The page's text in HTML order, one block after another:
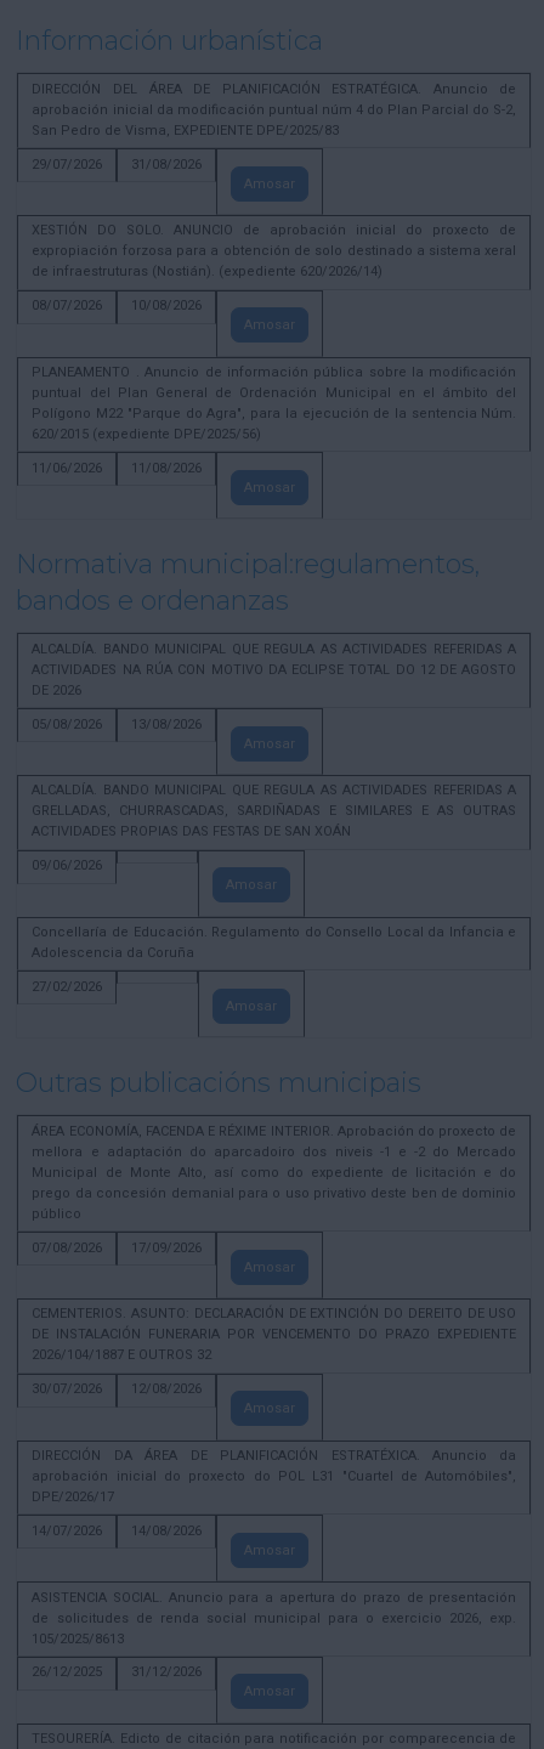
Información urbanística
DIRECCIÓN DEL ÁREA DE PLANIFICACIÓN ESTRATÉGICA. Anuncio de
aprobación inicial da modificación puntual núm 4 do Plan Parcial do S-2,
San Pedro de Visma, EXPEDIENTE DPE/2025/83
29/07/2026
31/08/2026
Amosar
XESTIÓN DO SOLO. ANUNCIO de aprobación inicial do proxecto de
expropiación forzosa para a obtención de solo destinado a sistema xeral
de infraestruturas (Nostián). (expediente 620/2026/14)
08/07/2026
10/08/2026
Amosar
PLANEAMENTO . Anuncio de información pública sobre la modificación
puntual del Plan General de Ordenación Municipal en el ámbito del
Polígono M22 "Parque do Agra", para la ejecución de la sentencia Núm.
620/2015 (expediente DPE/2025/56)
11/06/2026
11/08/2026
Amosar
Normativa municipal:regulamentos,
bandos e ordenanzas
ALCALDÍA. BANDO MUNICIPAL QUE REGULA AS ACTIVIDADES REFERIDAS A
ACTIVIDADES NA RÚA CON MOTIVO DA ECLIPSE TOTAL DO 12 DE AGOSTO
DE 2026
05/08/2026
13/08/2026
Amosar
ALCALDÍA. BANDO MUNICIPAL QUE REGULA AS ACTIVIDADES REFERIDAS A
GRELLADAS, CHURRASCADAS, SARDIÑADAS E SIMILARES E AS OUTRAS
ACTIVIDADES PROPIAS DAS FESTAS DE SAN XOÁN
09/06/2026
Amosar
Concellaría de Educación. Regulamento do Consello Local da Infancia e
Adolescencia da Coruña
27/02/2026
Amosar
Outras publicacións municipais
ÁREA ECONOMÍA, FACENDA E RÉXIME INTERIOR. Aprobación do proxecto de
mellora e adaptación do aparcadoiro dos niveis -1 e -2 do Mercado
Municipal de Monte Alto, así como do expediente de licitación e do
prego da concesión demanial para o uso privativo deste ben de dominio
público
07/08/2026
17/09/2026
Amosar
CEMENTERIOS. ASUNTO: DECLARACIÓN DE EXTINCIÓN DO DEREITO DE USO
DE INSTALACIÓN FUNERARIA POR VENCEMENTO DO PRAZO EXPEDIENTE
2026/104/1887 E OUTROS 32
30/07/2026
12/08/2026
Amosar
DIRECCIÓN DA ÁREA DE PLANIFICACIÓN ESTRATÉXICA. Anuncio da
aprobación inicial do proxecto do POL L31 "Cuartel de Automóbiles",
DPE/2026/17
14/07/2026
14/08/2026
Amosar
ASISTENCIA SOCIAL. Anuncio para a apertura do prazo de presentación
de solicitudes de renda social municipal para o exercicio 2026, exp.
105/2025/8613
26/12/2025
31/12/2026
Amosar
TESOURERÍA. Edicto de citación para notificación por comparecencia de